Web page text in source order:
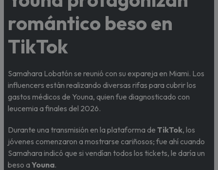
romántico beso en
TikTok
Samahara Lobatón se reunió con su expareja en Miami. Los
influencers están realizando diversas rifas para cubrir los
gastos médicos de Youna, quien fue diagnosticado con
leucemia a finales del 2026.
Durante una transmisión en la plataforma de TikTok, los
jóvenes comenzaron a mostrarse cariñosos; fue ahí cuando
Samahara indicó que si vendían todos los tickets, le daría un
beso aYouna.